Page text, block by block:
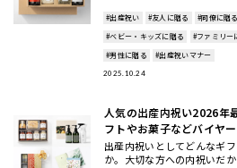
#出産祝い #友人に贈る #同僚に贈る
#ベビー・キッズに贈る
#ファミリー
#男性に贈る
#出産祝いマナー
2025.10.24
人気の出産内祝い2026年
フトやお菓子などバイヤ
出産内祝いとしてどんなギ
か。大切な方への内祝いだ